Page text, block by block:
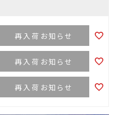
再入荷お知らせ
再入荷お知らせ
再入荷お知らせ